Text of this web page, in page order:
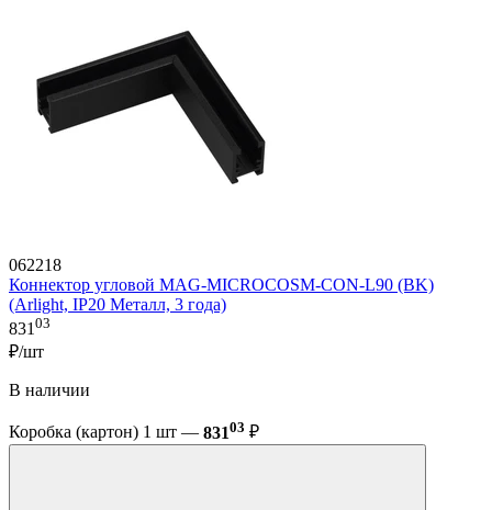
062218
Коннектор угловой MAG-MICROCOSM-CON-L90 (BK)
(Arlight, IP20 Металл, 3 года)
831 03
₽/шт
В наличии
Коробка (картон) 1 шт — 83103 ₽